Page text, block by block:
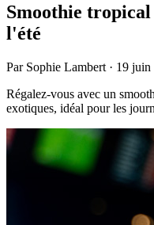
Smoothie
l'été
Par Sophie Lambert · 19 juin
Régalez-vous avec un
exotiques, idéal pour les